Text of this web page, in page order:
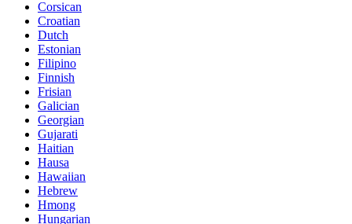
Corsican
Croatian
Dutch
Estonian
Filipino
Finnish
Frisian
Galician
Georgian
Gujarati
Haitian
Hausa
Hawaiian
Hebrew
Hmong
Hungarian